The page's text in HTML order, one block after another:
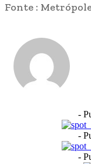
Fonte :
-
-
-